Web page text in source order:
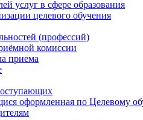
услуг в сфере образования
целевого обучения
(профессий)
комиссии
приема
оформленная по Целевому